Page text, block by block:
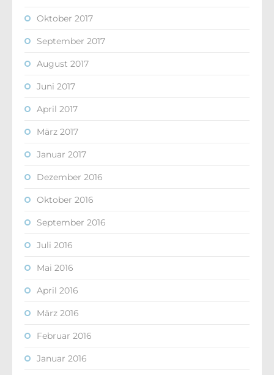
Oktober 2017
September 2017
August 2017
Juni 2017
April 2017
März 2017
Januar 2017
Dezember 2016
Oktober 2016
September 2016
Juli 2016
Mai 2016
April 2016
März 2016
Februar 2016
Januar 2016